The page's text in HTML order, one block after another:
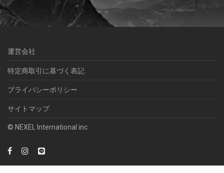
運営会社
特定商取引に基づく表記
プライバシーポリシー
サイトマップ
© NEXEL International inc.